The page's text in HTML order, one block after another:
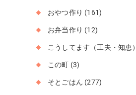
おやつ作り (161)
お弁当作り (12)
こうしてます（工夫・知恵）
この町 (3)
そとごはん (277)